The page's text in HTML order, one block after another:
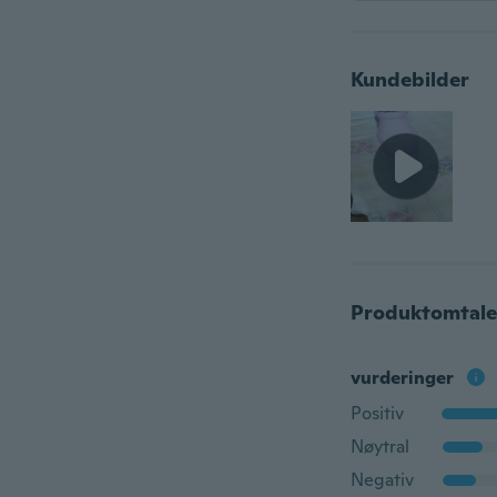
Kundebilder
vurderinger
Positiv
Nøytral
Negativ